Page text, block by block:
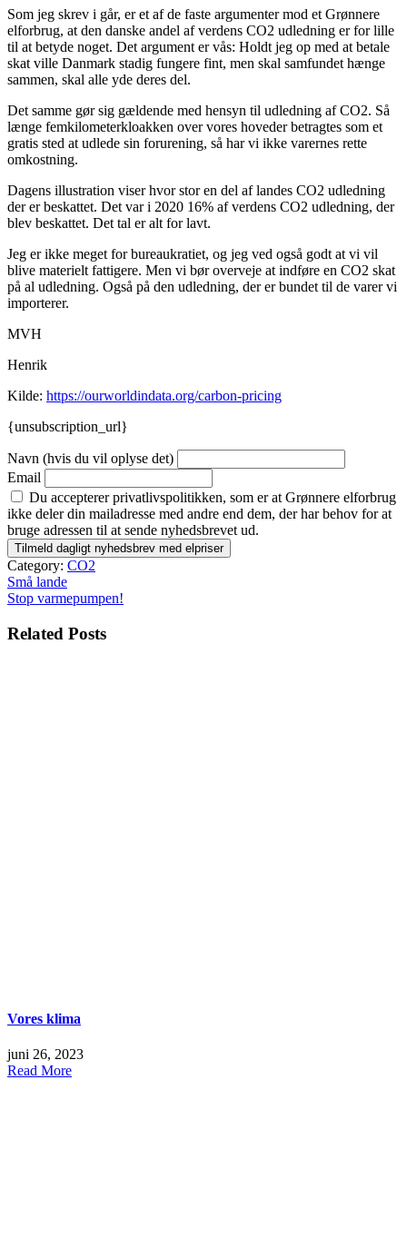
Som jeg skrev i går, er et af de faste argumenter mod et Grønnere
elforbrug, at den danske andel af verdens CO2 udledning er for lille
til at betyde noget. Det argument er vås: Holdt jeg op med at betale
skat ville Danmark stadig fungere fint, men skal samfundet hænge
sammen, skal alle yde deres del.
Det samme gør sig gældende med hensyn til udledning af CO2. Så
længe femkilometerkloakken over vores hoveder betragtes som et
gratis sted at udlede sin forurening, så har vi ikke varernes rette
omkostning.
Dagens illustration viser hvor stor en del af landes CO2 udledning
der er beskattet. Det var i 2020 16% af verdens CO2 udledning, der
blev beskattet. Det tal er alt for lavt.
Jeg er ikke meget for bureaukratiet, og jeg ved også godt at vi vil
blive materielt fattigere. Men vi bør overveje at indføre en CO2 skat
på al udledning. Også på den udledning, der er bundet til de varer vi
importerer.
MVH
Henrik
Kilde: https://ourworldindata.org/carbon-pricing
{unsubscription_url}
Navn (hvis du vil oplyse det)
Email
Du accepterer privatlivspolitikken, som er at Grønnere elforbrug
ikke deler din mailadresse med andre end dem, der har behov for at
bruge adressen til at sende nyhedsbrevet ud.
Category: CO2
Indlægsnavigation
Små lande
Stop varmepumpen!
Related Posts
Vores klima
juni 26, 2023
Read More